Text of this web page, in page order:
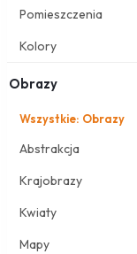
Pomieszczenia
Kolory
Obrazy
Wszystkie: Obrazy
Abstrakcja
Krajobrazy
Kwiaty
Mapy